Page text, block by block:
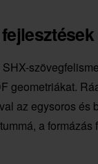
geometriákat.
az egysoros
a formázás